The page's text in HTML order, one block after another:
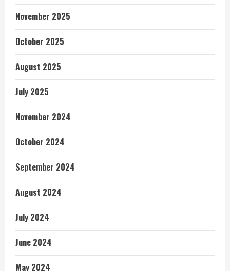
November 2025
October 2025
August 2025
July 2025
November 2024
October 2024
September 2024
August 2024
July 2024
June 2024
May 2024